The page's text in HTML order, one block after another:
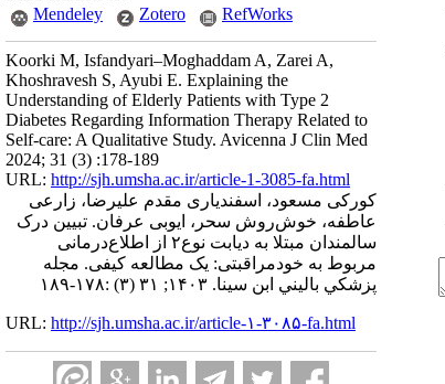
Mendeley
Zotero RefWorks
Koorki M, Isfandyari–Moghaddam A, Zarei A,
Khoshravesh S, Ayubi E. Explaining the
Understanding of Elderly Patients with Type 2
Diabetes Regarding Information Therapy Related to
Self-care: A Qualitative Study. Avicenna J Clin Med
2024; 31 (3) :178-189
URL: http://sjh.umsha.ac.ir/article-1-3085-fa.html
کورکی مسعود، اسفندیاری مقدم علیرضا، زارعی
عاطفه، خوش‌روش سحر، ایوبی عرفان. تبیین درک
سالمندان مبتلا به دیابت نوع۲ از اطلاع‌درمانی
مربوط به خودمراقبتی: یک مطالعه کیفی. مجله
پزشكي باليني ابن سينا. ۱۴۰۳; ۳۱ (۳) :۱۷۸-۱۸۹
URL: http://sjh.umsha.ac.ir/article-۱-۳۰۸۵-fa.html